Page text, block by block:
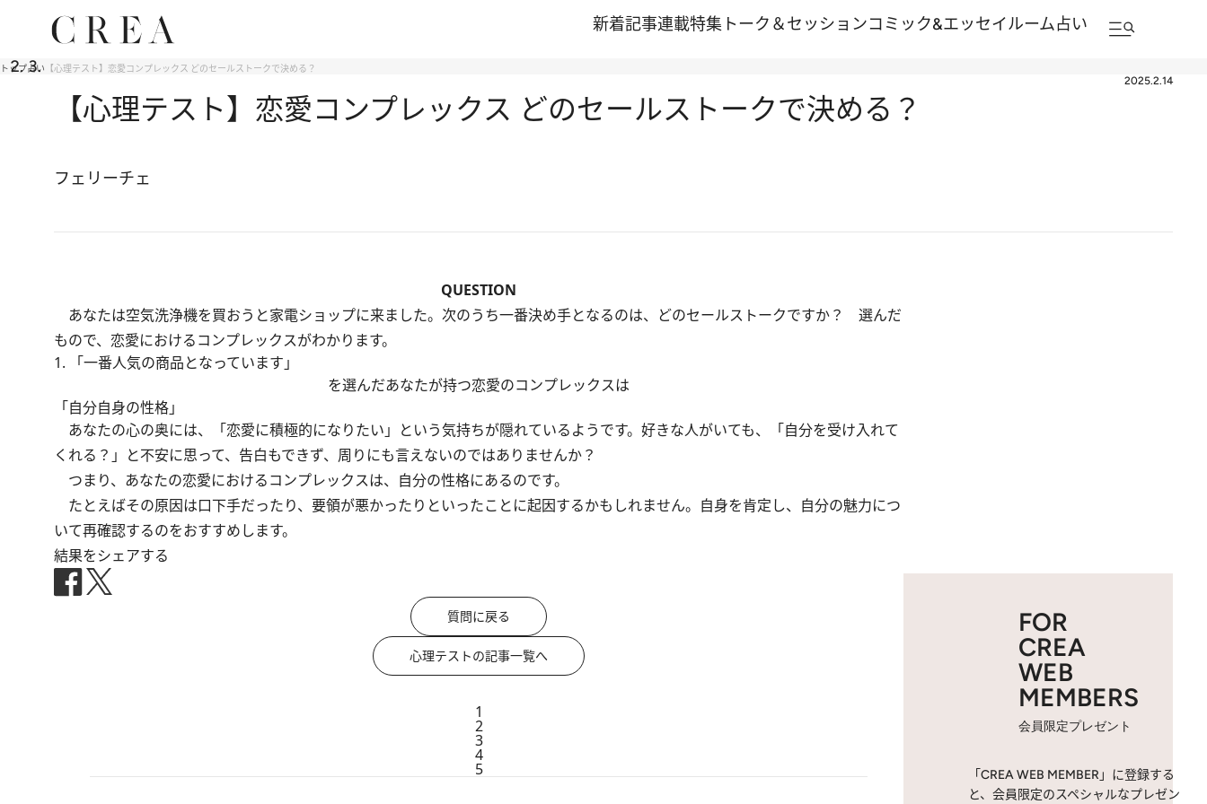
新着記事連載特集 トーク＆セッションコミック&エッセイルーム占い
トップ占い 【心理テスト】恋愛コンプレックス どのセールストークで決める？
2025.2.14
【心理テスト】恋愛コンプレックス どのセールストークで決める？
フェリーチェ
QUESTION
あなたは空気洗浄機を買おうと家電ショップに来ました。次のうち一番決め手となるのは、どのセールストークですか？ 選んだ
もので、恋愛におけるコンプレックスがわかります。
1. 「一番人気の商品となっています」
を選んだあなたが持つ恋愛のコンプレックスは
「自分自身の性格」
あなたの心の奥には、「恋愛に積極的になりたい」という気持ちが隠れているようです。好きな人がいても、「自分を受け入れて
くれる？」と不安に思って、告白もできず、周りにも言えないのではありませんか？
つまり、あなたの恋愛におけるコンプレックスは、自分の性格にあるのです。
たとえばその原因は口下手だったり、要領が悪かったりといったことに起因するかもしれません。自身を肯定し、自分の魅力につ
いて再確認するのをおすすめします。
結果をシェアする
質問に戻る
心理テストの記事一覧へ
1
2
3
4
5
FOR
CREA
WEB
MEMBERS
会員限定プレゼント
「CREA WEB MEMBER」に登録する
と、会員限定のスペシャルなプレゼン